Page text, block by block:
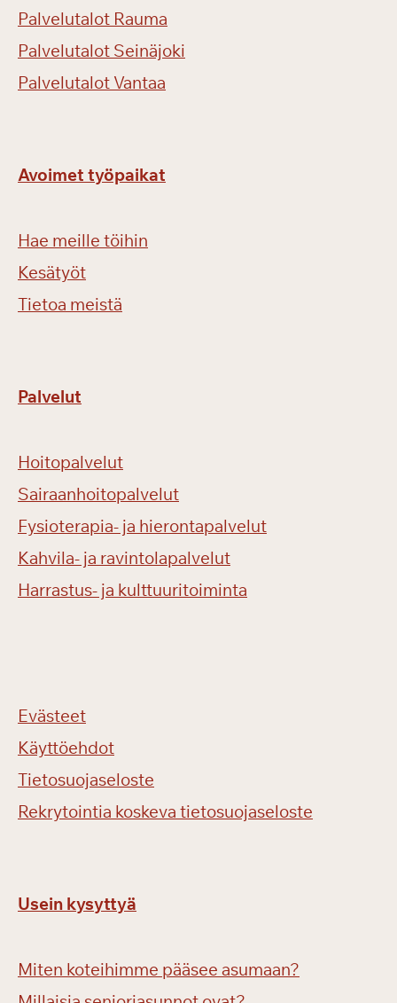
Palvelutalot Rauma
Palvelutalot Seinäjoki
Palvelutalot Vantaa
Avoimet työpaikat
Hae meille töihin
Kesätyöt
Tietoa meistä
Palvelut
Hoitopalvelut
Sairaanhoitopalvelut
Fysioterapia- ja hierontapalvelut
Kahvila- ja ravintolapalvelut
Harrastus- ja kulttuuritoiminta
Evästeet
Käyttöehdot
Tietosuojaseloste
Rekrytointia koskeva tietosuojaseloste
Usein kysyttyä
Miten koteihimme pääsee asumaan?